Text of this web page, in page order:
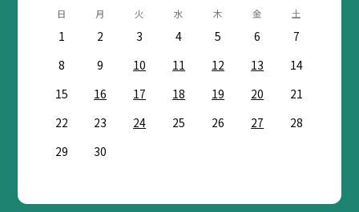
日 月 火 水 木 金 土
1 2 3 4 5 6
7
8
9 10 11 12 13
14
15
16 17 18 19 20
21
22
23 24 25 26 27
28
29
30